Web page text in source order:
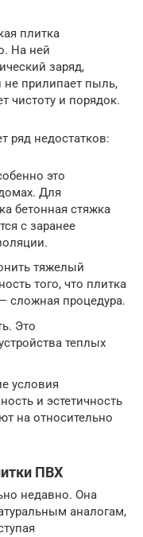
плитка
На ней
заряд,
не прилипает пыль,
чистоту и порядок.
ряд недостатков:
это
Для
бетонная стяжка
с заранее
тяжелый
того, что плитка
сложная процедура.
Это
теплых
условия
и эстетичность
на относительно
ПВХ
недавно. Она
аналогам,